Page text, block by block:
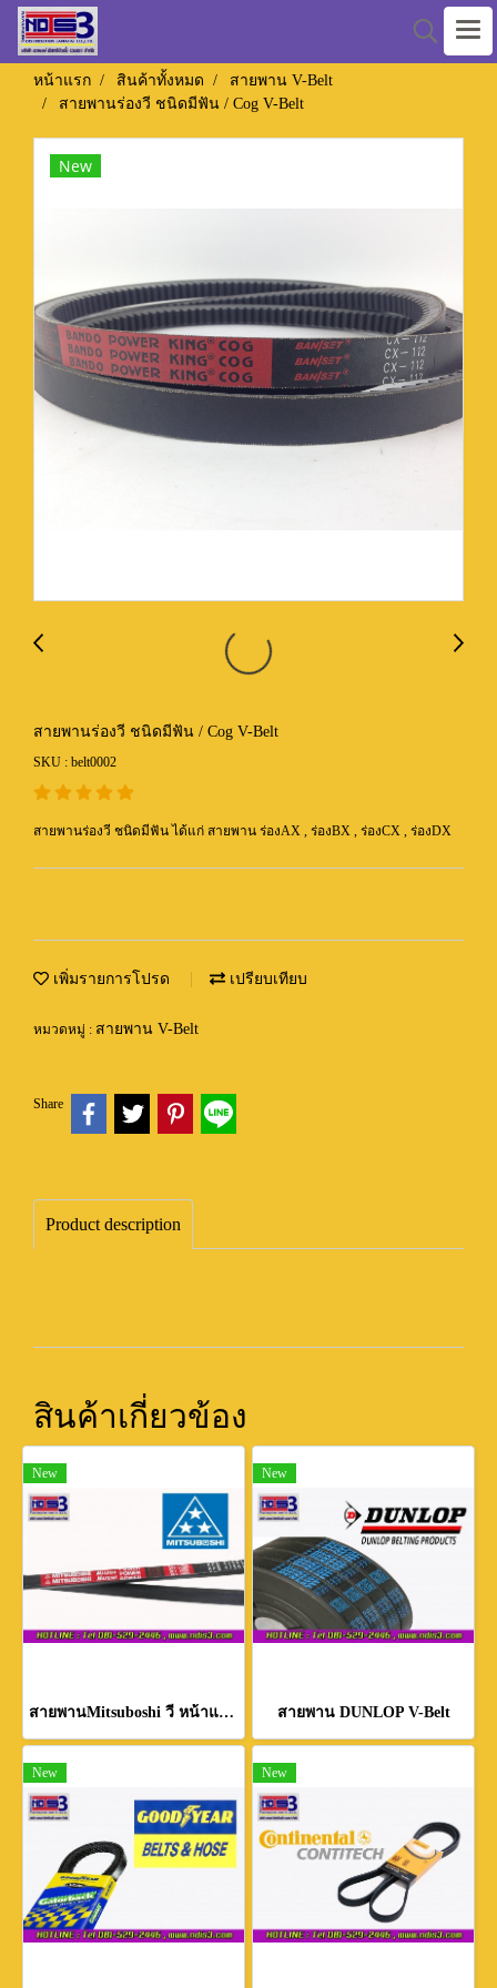
หน้าแรก สินค้าทั้งหมด
สายพาน V-Belt
สายพานร่องวี ชนิดมีฟัน / Cog V-Belt
New
สายพานร่องวี ชนิดมีฟัน / Cog V-Belt
SKU : belt0002
สายพานร่องวี ชนิดมีฟัน ได้แก่ สายพาน ร่องAX , ร่องBX , ร่องCX , ร่องDX
เพิ่มรายการโปรด เปรียบเทียบ
หมวดหมู่ : สายพาน V-Belt
Share
Product description
สินค้าเกี่ยวข้อง
New
สายพานMitsuboshi วี หน้าแคบ MITSOBOSHI MAXSTAR WEDGE V-BELT
New
สายพาน DUNLOP V-Belt
New New